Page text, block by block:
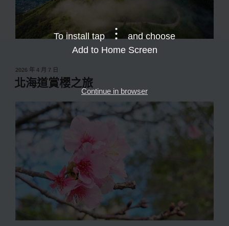
發
佈
於
2026 年 4 月 7 日
北海道賞櫻之旅
To install tap
and choose
Add to Home Screen
Continue in browser